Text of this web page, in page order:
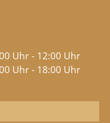
Uhr - 12:00 Uhr
Uhr - 18:00 Uhr